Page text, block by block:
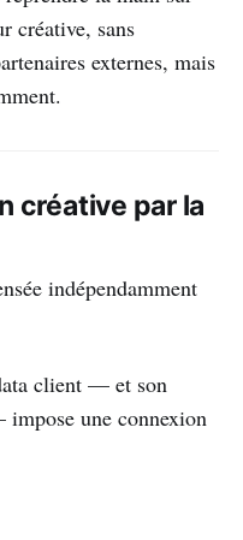
créative, sans
externes, mais
créative par la
indépendamment
client — et son
une connexion